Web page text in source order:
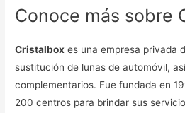
Conoce más sobre
Cristalbox es una empresa privada
sustitución de lunas de automóvil,
complementarios. Fue fundada en
200 centros para brindar sus